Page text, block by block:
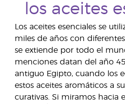
los aceites
Los aceites esenciales se
miles de años con
se extiende por todo el
menciones datan del año
antiguo Egipto, cuando los
estos aceites aromáticos a
curativas. Si miramos hacia